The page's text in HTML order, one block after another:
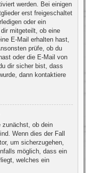
werden. Bei einigen
erst freigeschaltet
oder ein
mitgeteilt, ob eine
E-Mail erhalten hast,
prüfe, ob du
oder die E-Mail von
dir sicher bist, dass
dann kontaktiere
zunächst, ob dein
Wenn dies der Fall
um sicherzugehen,
möglich, dass ein
welches ein